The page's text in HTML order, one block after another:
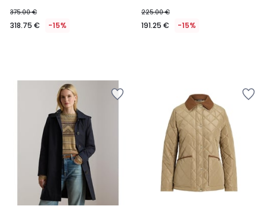
375.00 €
318.75 € -15%
225.00 €
191.25 € -15%